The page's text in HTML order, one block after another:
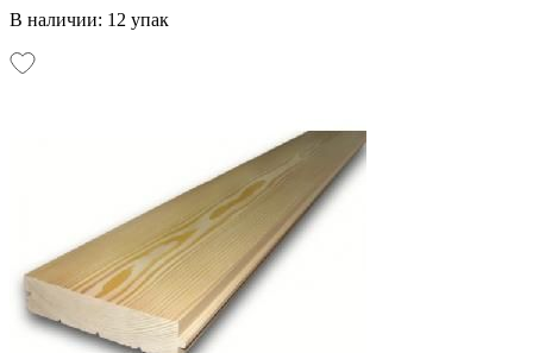
В наличии: 12 упак